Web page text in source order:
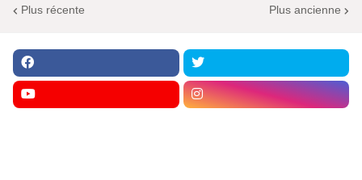
Plus récente Plus ancienne